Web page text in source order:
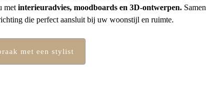
metinterieuradvies, moodboards en 3D-ontwerpen. Samen
die perfect aansluit bij uw woonstijl en ruimte.
met een stylist